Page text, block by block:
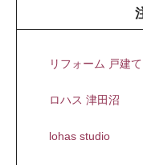
リフォーム 戸建て
ロハス 津田沼
lohas studio